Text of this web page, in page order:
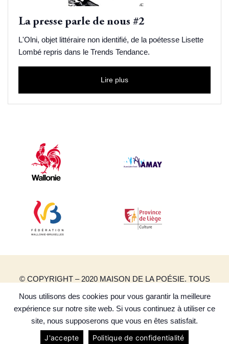
La presse parle de nous #2
L'Olni, objet littéraire non identifié, de la poétesse Lisette
Lombé repris dans le Trends Tendance.
Lire plus
© COPYRIGHT – 2020 MAISON DE LA POÉSIE. TOUS
CRÉATION DE SITES INTERNET | PRODUWEB
Nous utilisons des cookies pour vous garantir la meilleure
expérience sur notre site web. Si vous continuez à utiliser ce
site, nous supposerons que vous en êtes satisfait.
J'accepte
Politique de confidentialité